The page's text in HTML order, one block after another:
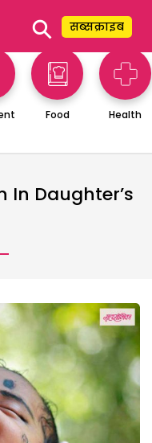
⚲ सब्सक्राइब
Food Health
In Daughter’s